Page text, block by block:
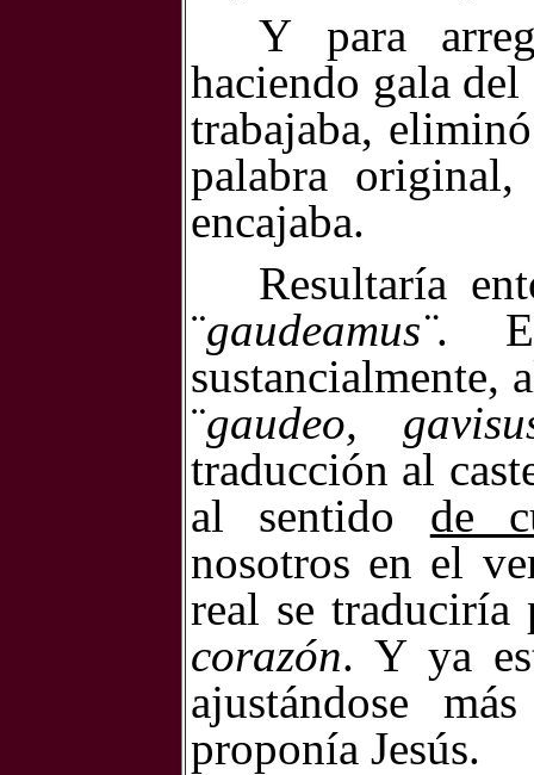
Y para
haciendo gala
trabajaba,
palabra
encajaba.
Resultaría
¨gaudeamus¨. El
sustancialmente,
¨gaudeo,
traducción al
al sentido de
nosotros en el
real se traduciría
corazón. Y ya
ajustándose
proponía Jesús.